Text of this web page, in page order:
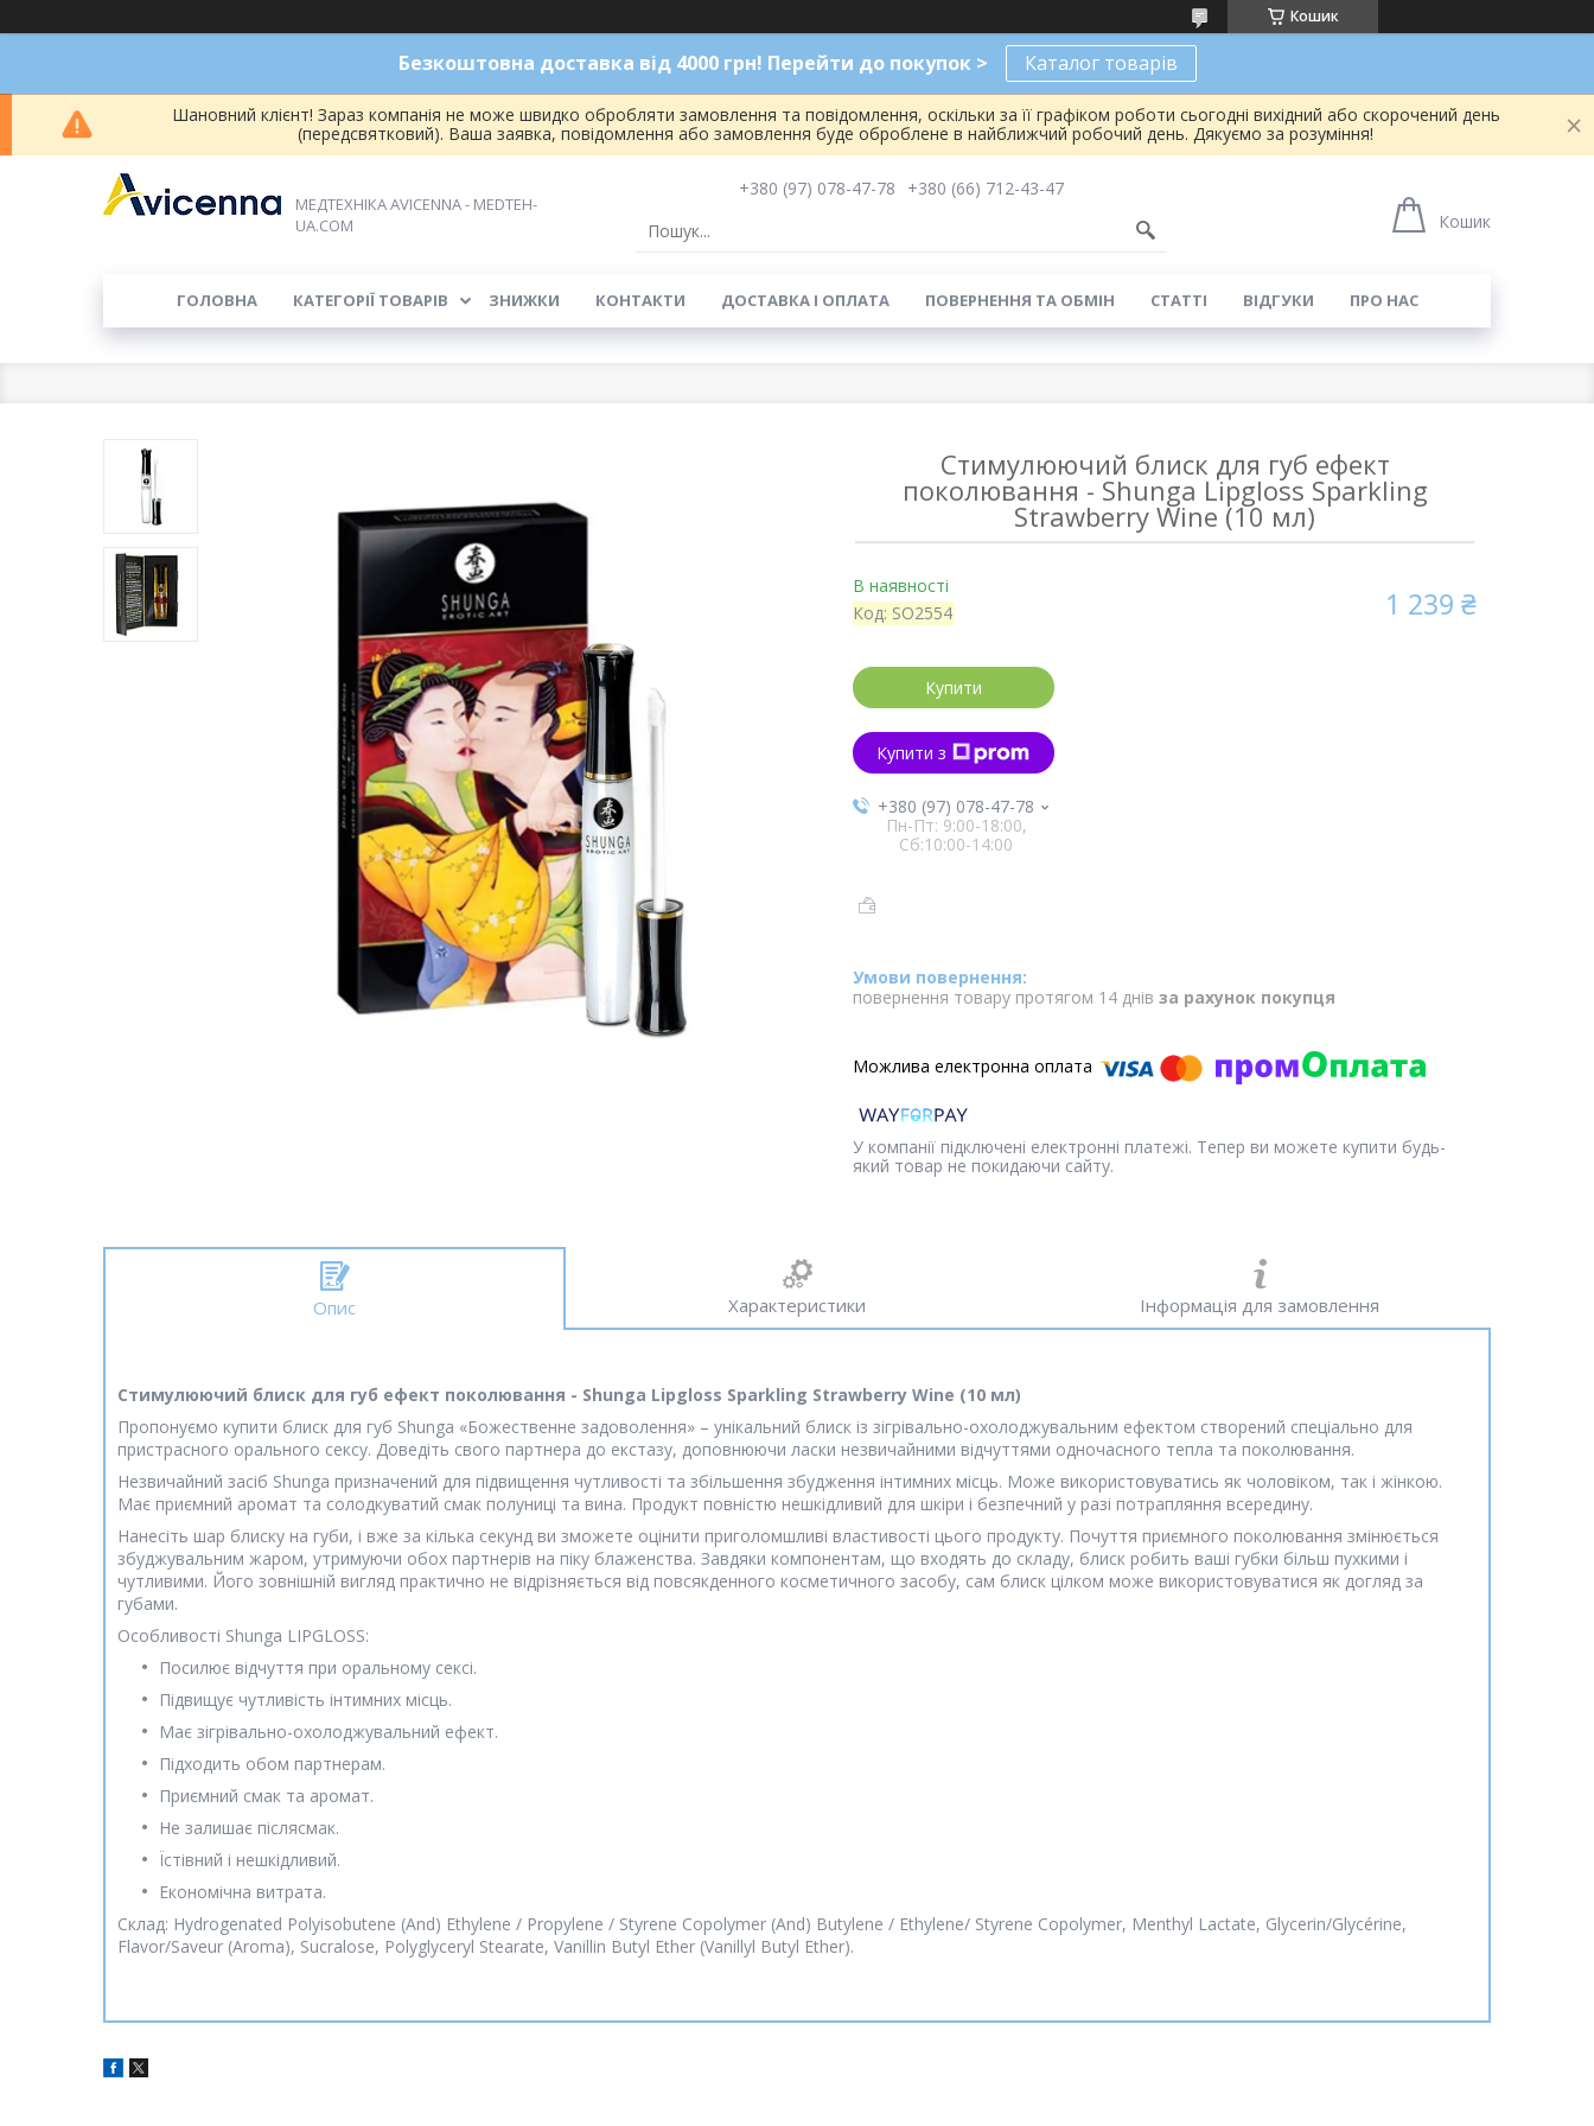
Кошик
Безкоштовна доставка від 4000 грн! Перейти до покупок > Каталог товарів
Шановний клієнт! Зараз компанія не може швидко обробляти замовлення та повідомлення, оскільки за її графіком роботи сьогодні вихідний або скорочений день
(передсвятковий). Ваша заявка, повідомлення або замовлення буде оброблене в найближчий робочий день. Дякуємо за розуміння!
МЕДТЕХНІКА AVICENNA - MEDTEH-
UA.COM
+380 (97) 078-47-78
+380 (66) 712-43-47
Кошик
ГОЛОВНА КАТЕГОРІЇ ТОВАРІВ ЗНИЖКИ КОНТАКТИ ДОСТАВКА І ОПЛАТА ПОВЕРНЕННЯ ТА ОБМІН СТАТТІ ВІДГУКИ ПРО НАС
Стимулюючий блиск для губ ефект
поколювання - Shunga Lipgloss Sparkling
Strawberry Wine (10 мл)
В наявності
Код: SO2554 1 239 ₴
Купити
Купити з
+380 (97) 078-47-78
Пн-Пт: 9:00-18:00,
Сб:10:00-14:00
повернення товару протягом 14 днів за рахунок покупця
У компанії підключені електронні платежі. Тепер ви можете купити будь-
який товар не покидаючи сайту.
Опис Характеристики Інформація для замовлення
Стимулюючий блиск для губ ефект поколювання - Shunga Lipgloss Sparkling Strawberry Wine (10 мл)
Пропонуємо купити блиск для губ Shunga «Божественне задоволення» – унікальний блиск із зігрівально-охолоджувальним ефектом створений спеціально для
пристрасного орального сексу. Доведіть свого партнера до екстазу, доповнюючи ласки незвичайними відчуттями одночасного тепла та поколювання.
Незвичайний засіб Shunga призначений для підвищення чутливості та збільшення збудження інтимних місць. Може використовуватись як чоловіком, так і жінкою.
Має приємний аромат та солодкуватий смак полуниці та вина. Продукт повністю нешкідливий для шкіри і безпечний у разі потрапляння всередину.
Нанесіть шар блиску на губи, і вже за кілька секунд ви зможете оцінити приголомшливі властивості цього продукту. Почуття приємного поколювання змінюється
збуджувальним жаром, утримуючи обох партнерів на піку блаженства. Завдяки компонентам, що входять до складу, блиск робить ваші губки більш пухкими і
чутливими. Його зовнішній вигляд практично не відрізняється від повсякденного косметичного засобу, сам блиск цілком може використовуватися як догляд за
губами.
Особливості Shunga LIPGLOSS:
Посилює відчуття при оральному сексі.
Підвищує чутливість інтимних місць.
Має зігрівально-охолоджувальний ефект.
Підходить обом партнерам.
Приємний смак та аромат.
Не залишає післясмак.
Їстівний і нешкідливий.
Економічна витрата.
Склад: Hydrogenated Polyisobutene (And) Ethylene / Propylene / Styrene Copolymer (And) Butylene / Ethylene/ Styrene Copolymer, Menthyl Lactate, Glycerin/Glycérine,
Flavor/Saveur (Aroma), Sucralose, Polyglyceryl Stearate, Vanillin Butyl Ether (Vanillyl Butyl Ether).